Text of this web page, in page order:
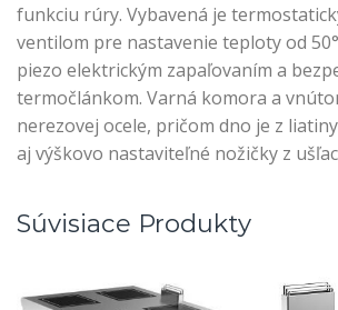
funkciu rúry. Vybavená je
ventilom pre nastavenie teploty od
piezo elektrickým zapaľovaním a
termočlánkom. Varná komora a
nerezovej ocele, pričom dno je z
aj výškovo nastaviteľné nožičky z
Súvisiace Produkty